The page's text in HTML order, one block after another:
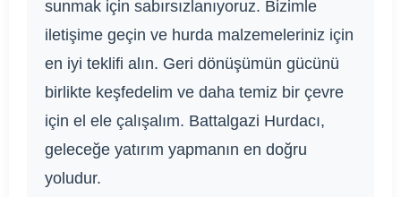
sunmak için sabırsızlanıyoruz. Bizimle
iletişime geçin ve hurda malzemeleriniz için
en iyi teklifi alın. Geri dönüşümün gücünü
birlikte keşfedelim ve daha temiz bir çevre
için el ele çalışalım. Battalgazi Hurdacı,
geleceğe yatırım yapmanın en doğru
yoludur.